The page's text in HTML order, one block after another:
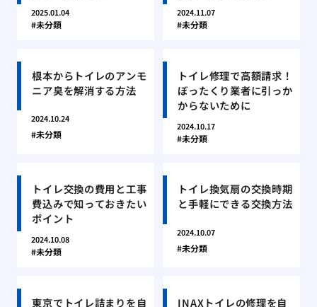
2025.01.04
未分類
2024.11.07
未分類
根本からトイレのアンモ
ニア臭を解消する方法
2024.10.24
未分類
トイレ修理で高額請求！
ぼったくり業者に引っか
からないために
2024.10.17
未分類
トイレ交換の費用と工事
費込みで知っておきたい
ポイント
2024.10.08
未分類
トイレ換気扇の交換時期
と手軽にできる交換方法
2024.10.07
未分類
東京でトイレ詰まりを自 INAXトイレの修理を自